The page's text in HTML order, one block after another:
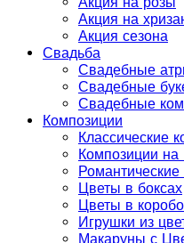
Акция на
Акция сезона
Свадьба
Свадебные
Свадебные
Свадебные
Композиции
Классические
Композиции
Цветы в боксах
Цветы в
Игрушки из
Макаруны с